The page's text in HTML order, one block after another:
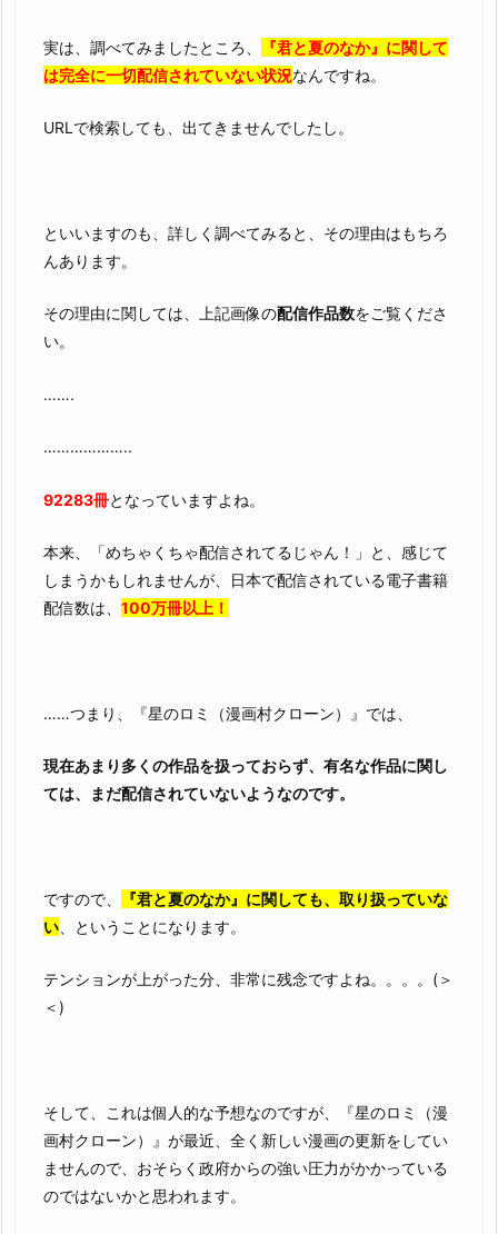
実は、調べてみましたところ、
『君と夏のなか』に関して
は完全に一切配信されていない状況なんですね。
URLで検索しても、出てきませんでしたし。
といいますのも、詳しく調べてみると、その理由はもちろ
んあります。
その理由に関しては、上記画像の配信作品数をご覧くださ
い。
…….
………………..
92283冊となっていますよね。
本来、「めちゃくちゃ配信されてるじゃん！」と、感じて
しまうかもしれませんが、日本で配信されている電子書籍
配信数は、 100万冊以上！
……つまり、『星のロミ（漫画村クローン）』では、
現在あまり多くの作品を扱っておらず、有名な作品に関し
ては、まだ配信されていないようなのです。
ですので、
『君と夏のなか』に関しても、取り扱っていな
い 、ということになります。
テンションが上がった分、非常に残念ですよね。。。。(＞
＜)
そして、これは個人的な予想なのですが、『星のロミ（漫
画村クローン）』が最近、全く新しい漫画の更新をしてい
ませんので、おそらく政府からの強い圧力がかかっている
のではないかと思われます。